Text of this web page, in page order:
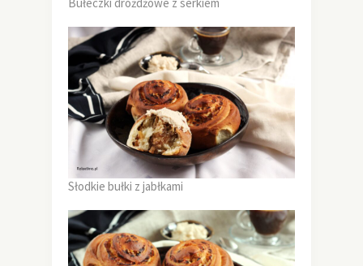
Słodkie bułki z jabłkami